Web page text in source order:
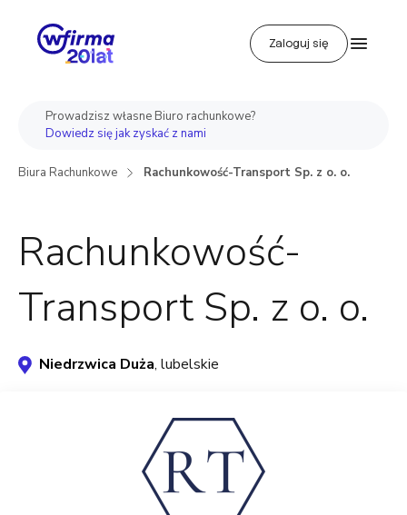
Zaloguj się
Biura Rachunkowe Rachunkowość-Transport Sp. z o. o.
Prowadzisz własne Biuro rachunkowe?
Dowiedz się jak zyskać z nami
Rachunkowość-
Transport Sp. z o. o.
Niedrzwica Duża, lubelskie